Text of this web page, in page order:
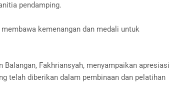
pendamping.
kemenangan dan medali untuk
Fakhriansyah, menyampaikan apresiasi
telah diberikan dalam pembinaan dan pelatihan